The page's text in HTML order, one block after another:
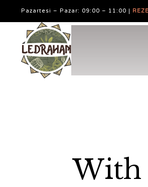
Pazartesi – Pazar: 09:00 – 11:00 |
With